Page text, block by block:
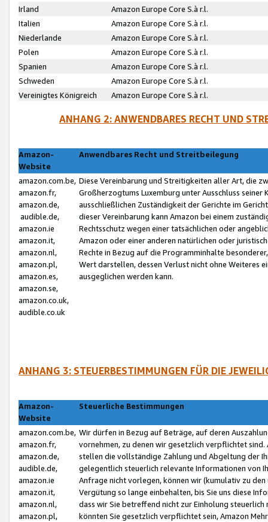
Irland
Amazon Europe Core S.à r.l.
Italien
Amazon Europe Core S.à r.l.
Niederlande
Amazon Europe Core S.à r.l.
Polen
Amazon Europe Core S.à r.l.
Spanien
Amazon Europe Core S.à r.l.
Schweden
Amazon Europe Core S.à r.l.
Vereinigtes Königreich
Amazon Europe Core S.à r.l.
ANHANG 2: ANWENDBARES RECHT UND
Amazon-
Website
Anwendbares Recht und Streitbeilegung
amazon.com.be,
amazon.fr,
amazon.de,
audible.de,
amazon.ie
amazon.it,
amazon.nl,
amazon.pl,
amazon.es,
amazon.se,
amazon.co.uk,
audible.co.uk
Diese Vereinbarung und Streitigkeiten aller Art, die
Großherzogtums Luxemburg unter Ausschluss
ausschließlichen Zuständigkeit der Gerichte im
dieser Vereinbarung kann Amazon bei einem
Rechtsschutz wegen einer tatsächlichen oder
Amazon oder einer anderen natürlichen oder
Rechte in Bezug auf die Programminhalte
Wert darstellen, dessen Verlust nicht ohne Weiteres
ausgeglichen werden kann.
ANHANG 3: STEUERBESTIMMUNGEN FÜR DIE
Amazon-
Website
Steuerliche Bestimmungen
amazon.com.be,
amazon.fr,
amazon.de,
audible.de,
amazon.ie
amazon.it,
amazon.nl,
amazon.pl,
Wir dürfen in Bezug auf Beträge, auf deren
vornehmen, zu denen wir gesetzlich verpflichtet
stellen die vollständige Zahlung und Abgeltung der
gelegentlich steuerlich relevante Informationen von
Anfrage nicht vorlegen, können wir (kumulativ zu
Vergütung so lange einbehalten, bis Sie uns diese
dass wir Sie betreffend nicht zur Einholung
könnten Sie gesetzlich verpflichtet sein, Amazon